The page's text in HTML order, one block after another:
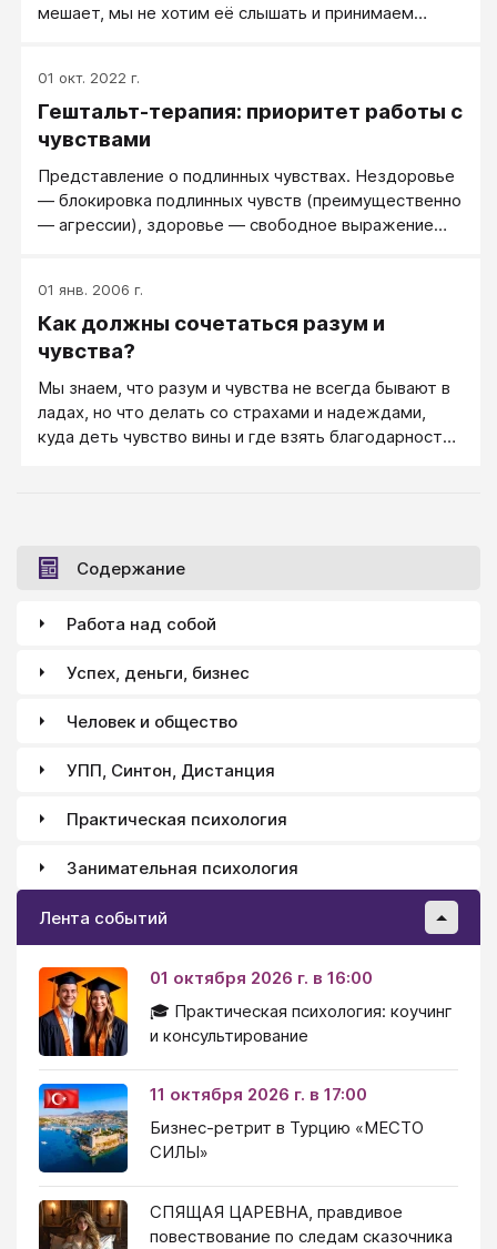
мешает, мы не хотим её слышать и принимаем
01 окт. 2022 г.
Гештальт-терапия: приоритет работы с
чувствами
Представление о подлинных чувствах. Нездоровье
― блокировка подлинных чувств (преимущественно
― агрессии), здоровье ― свободное выражение
01 янв. 2006 г.
Как должны сочетаться разум и
чувства?
Мы знаем, что разум и чувства не всегда бывают в
ладах, но что делать со страхами и надеждами,
куда деть чувство вины и где взять благодарность,
Содержание
Работа над собой
Успех, деньги, бизнес
Человек и общество
УПП, Синтон, Дистанция
Практическая психология
Занимательная психология
Лента событий
01 октября 2026 г. в 16:00
🎓 Практическая психология: коучинг
и консультирование
11 октября 2026 г. в 17:00
Бизнес-ретрит в Турцию «МЕСТО
СИЛЫ»
СПЯЩАЯ ЦАРЕВНА, правдивое
повествование по следам сказочника